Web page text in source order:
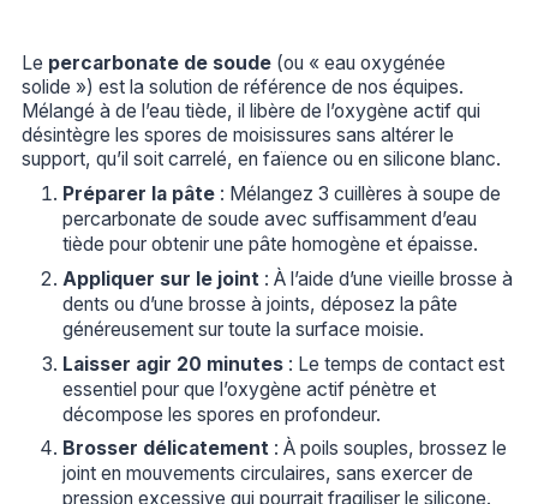
Le percarbonate de soude(ou « eau oxygénée
solide ») est la solution de référence de nos équipes.
Mélangé à de l’eau tiède, il libère de l’oxygène actif qui
désintègre les spores de moisissures sans altérer le
support, qu’il soit carrelé, en faïence ou en silicone blanc.
Préparer la pâte: Mélangez 3 cuillères à soupe de
percarbonate de soude avec suffisamment d’eau
tiède pour obtenir une pâte homogène et épaisse.
Appliquer sur le joint : À l’aide d’une vieille brosse à
dents ou d’une brosse à joints, déposez la pâte
généreusement sur toute la surface moisie.
Laisser agir 20 minutes: Le temps de contact est
essentiel pour que l’oxygène actif pénètre et
décompose les spores en profondeur.
Brosser délicatement: À poils souples, brossez le
joint en mouvements circulaires, sans exercer de
pression excessive qui pourrait fragiliser le silicone.